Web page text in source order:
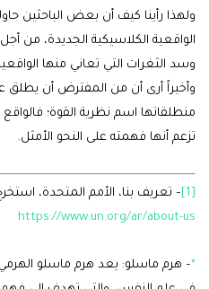
ولهذا رأينا كيف أن بعض الباحثين
الواقعية الكلاسيكية الجديدة، من أجل
وسد الثغرات التي تعاني منها
وأخيراً أرى أن من المفترض أن يطلق
منطلقاتها اسم نظرية القوة؛
تزعم أنها فهمته على النحو الأمثل.
[1]
– تعريف بنا، الأمم المتحدة، استخرج في 25 أيلول 2024،
https://www.un.org/ar/about-us
*– هرم ماسلو: يعد هرم ماسلو